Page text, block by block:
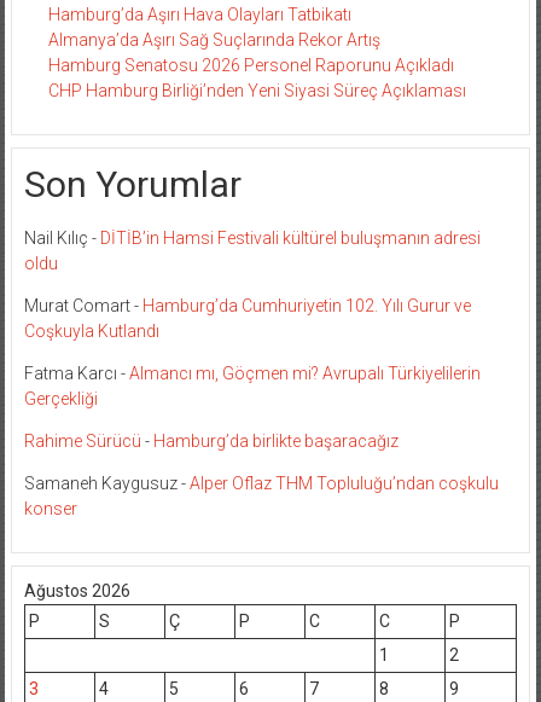
Hamburg’da Aşırı Hava Olayları Tatbikatı
Almanya’da Aşırı Sağ Suçlarında Rekor Artış
Hamburg Senatosu 2026 Personel Raporunu Açıkladı
CHP Hamburg Birliği’nden Yeni Siyasi Süreç Açıklaması
Son Yorumlar
Nail Kılıç - DİTİB’in Hamsi Festivali kültürel buluşmanın adresi
oldu
Murat Comart- Hamburg’da Cumhuriyetin 102. Yılı Gurur ve
Coşkuyla Kutlandı
Fatma Karcı -Almancı mı, Göçmen mi? Avrupalı Türkiyelilerin
Gerçekliği
Rahime Sürücü - Hamburg’da birlikte başaracağız
Samaneh Kaygusuz-Alper Oflaz THM Topluluğu’ndan coşkulu
konser
Ağustos 2026
P
S Ç P C C
P
1
2
3
4 5 6 7 8 9